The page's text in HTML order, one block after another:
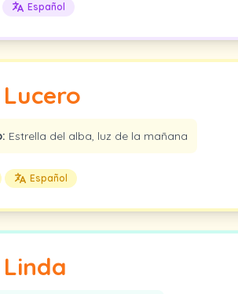
Español
Lucero
Estrella del alba, luz de la mañana
Español
Linda